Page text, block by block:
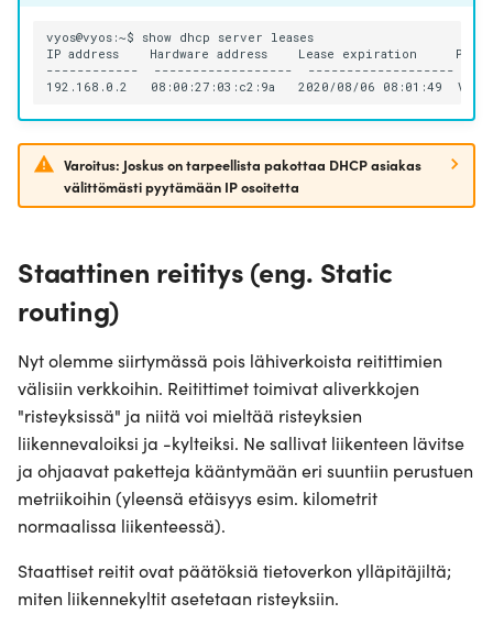
vyos@vyos:~$ show dhcp server leases
IP address    Hardware address    Lease expiration     Pool
------------  ------------------  -------------------
Varoitus: Joskus on tarpeellista pakottaa DHCP asiakas
välittömästipyytämään IP osoitetta
Staattinen reititys (eng. Static
routing)
Nyt olemme siirtymässä pois lähiverkoista reitittimien
välisiin verkkoihin. Reitittimet toimivat aliverkkojen
"risteyksissä" ja niitä voi mieltää risteyksien
liikennevaloiksi ja -kylteiksi. Ne sallivat liikenteen lävitse
ja ohjaavat paketteja kääntymään eri suuntiin perustuen
metriikoihin (yleensä etäisyys esim. kilometrit
normaalissa liikenteessä).
Staattiset reitit ovat päätöksiä tietoverkon ylläpitäjiltä;
miten liikennekyltit asetetaan risteyksiin.